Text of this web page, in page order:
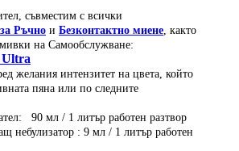
съвместим с всички
Ръчно и Безконтактно миене , както
на Самообслужване:
желания интензитет на цвета, който
пяна или по следните
90 мл / 1 литър работен разтвор
небулизатор : 9 мл / 1 литър работен